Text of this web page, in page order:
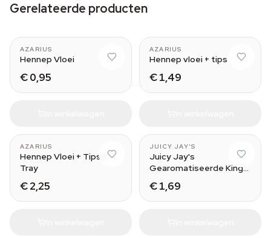
Gerelateerde producten
AZARIUS
Hennep Vloei
€ 0,95
AZARIUS
Hennep vloei + tips
€ 1,49
AZARIUS
Hennep Vloei + Tips +
Tray
€ 2,25
JUICY JAY'S
Juicy Jay's
Gearomatiseerde King
€ 1,69